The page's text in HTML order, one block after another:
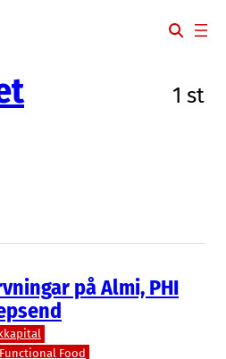
1 st
på Almi, PHI
Food